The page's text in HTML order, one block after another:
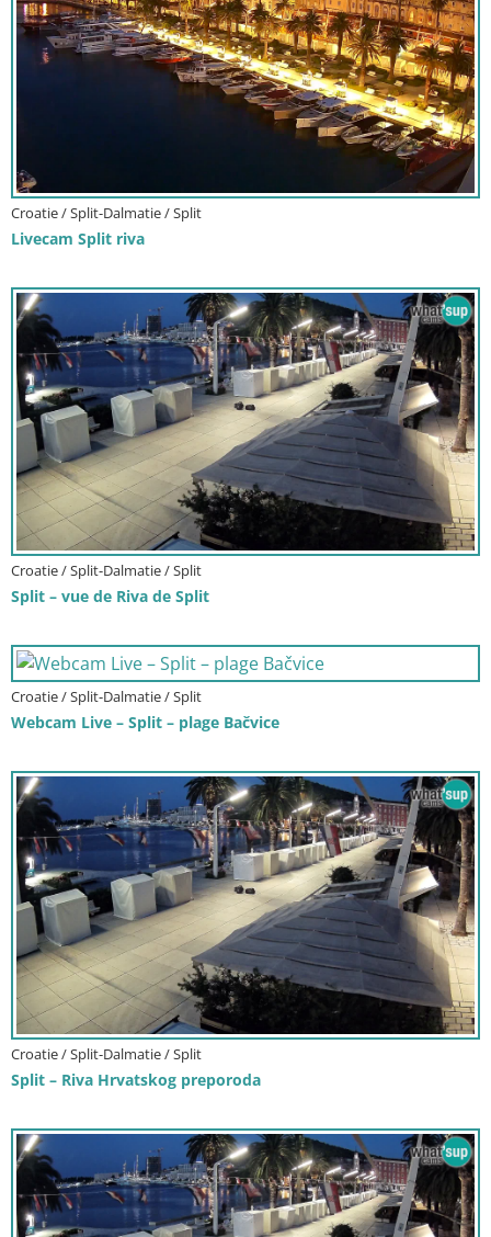
Croatie / Split-Dalmatie / Split
Livecam Split riva
Croatie / Split-Dalmatie / Split
Split – vue de Riva de Split
Croatie / Split-Dalmatie / Split
Webcam Live – Split – plage Bačvice
Croatie / Split-Dalmatie / Split
Split – Riva Hrvatskog preporoda